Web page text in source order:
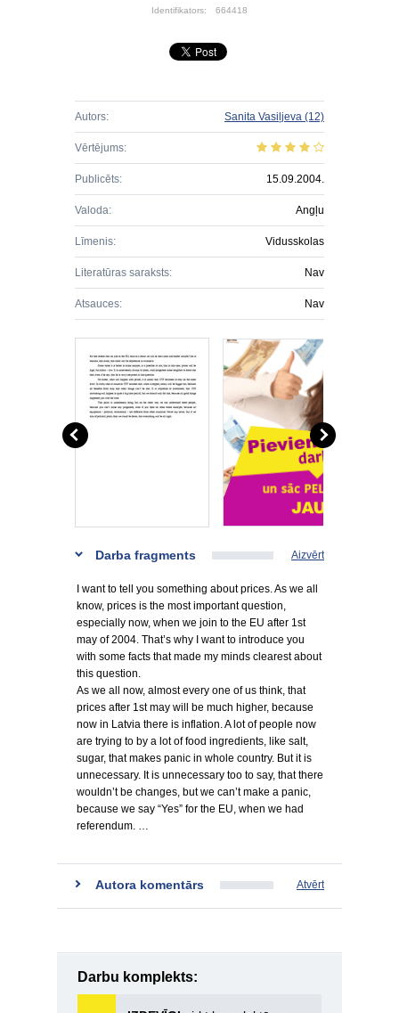
Identifikators: 664418
Autors: Sanita Vasiļjeva (12)
Vērtējums:
Publicēts: 15.09.2004.
Valoda: Angļu
Līmenis: Vidusskolas
Literatūras saraksts: Nav
Atsauces: Nav
Darba fragments Aizvērt
I want to tell you something about prices. As we all
know, prices is the most important question,
especially now, when we join to the EU after 1st
may of 2004. That’s why I want to introduce you
with some facts that made my minds clearest about
this question.
As we all now, almost every one of us think, that
prices after 1st may will be much higher, because
now in Latvia there is inflation. A lot of people now
are trying to by a lot of food ingredients, like salt,
sugar, that makes panic in whole country. But it is
unnecessary. It is unnecessary too to say, that there
wouldn’t be changes, but we can’t make a panic,
because we say “Yes” for the EU, when we had
referendum. …
Autora komentārs Atvērt
Darbu komplekts: